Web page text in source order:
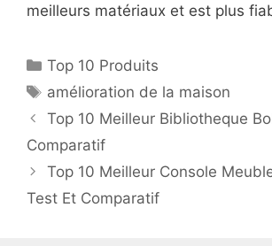
meilleurs matériaux et est plus
Top 10 Produits
amélioration de la maison
Top 10 Meilleur Bibliotheque
Comparatif
Top 10 Meilleur Console
Test Et Comparatif